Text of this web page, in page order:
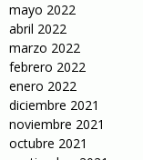
mayo 2022
abril 2022
marzo 2022
febrero 2022
enero 2022
diciembre 2021
noviembre 2021
octubre 2021